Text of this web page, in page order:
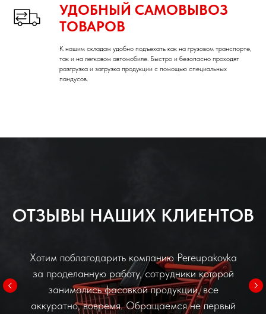
УДОБНЫЙ САМОВЫВОЗ
ТОВАРОВ
К нашим складам удобно подъехать как на грузовом транспорте,
так и на легковом автомобиле. Быстро и безопасно проходят
разгрузка и загрузка продукции с помощью специальных
пандусов.
ОТЗЫВЫ НАШИХ КЛИЕНТОВ
Хотим поблагодарить компанию Pereupakovka
за проделанную работу, сотрудники которой
занимались фасовкой продукции, все
аккуратно, вовремя. Обращаемся не первый